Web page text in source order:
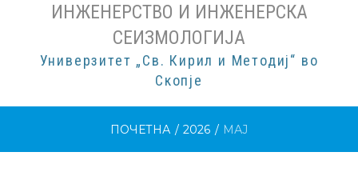
ИНЖЕНЕРСТВО И ИНЖЕНЕРСКА
СЕИЗМОЛОГИЈА
Универзитет „Св. Кирил и Методиј“ во
Скопје
ПОЧЕТНА / 2026 / МАЈ